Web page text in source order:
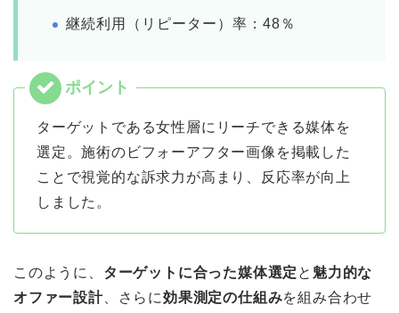
継続利用（リピーター）率：48％
ターゲットである女性層にリーチできる媒体を
選定。施術のビフォーアフター画像を掲載した
ことで視覚的な訴求力が高まり、反応率が向上
しました。
このように、 ターゲットに合った媒体選定 と 魅力的な
オファー設計、さらに効果測定の仕組みを組み合わせ